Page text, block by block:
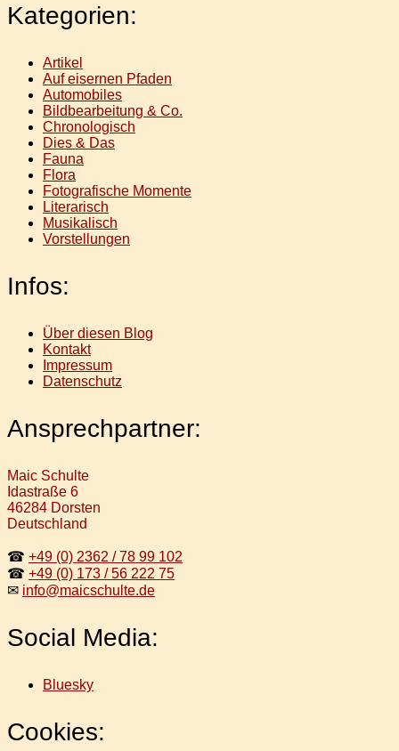
Kategorien:
Artikel
Auf eisernen Pfaden
Automobiles
Bildbearbeitung & Co.
Chronologisch
Dies & Das
Fauna
Flora
Fotografische Momente
Literarisch
Musikalisch
Vorstellungen
Infos:
Über diesen Blog
Kontakt
Impressum
Datenschutz
Ansprechpartner:
Maic Schulte
Idastraße 6
46284 Dorsten
Deutschland
☎ +49 (0) 2362 / 78 99 102
☎ +49 (0) 173 / 56 222 75
✉ info@maicschulte.de
Social Media:
Bluesky
Cookies: